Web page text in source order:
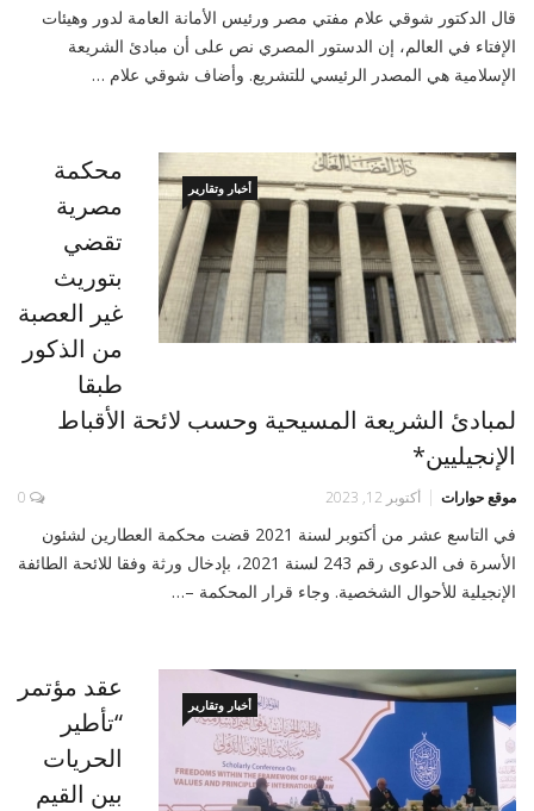
قال الدكتور شوقي علام مفتي مصر ورئيس الأمانة العامة لدور وهيئات
الإفتاء في العالم، إن الدستور المصري نص على أن مبادئ الشريعة
الإسلامية هي المصدر الرئيسي للتشريع. وأضاف شوقي علام …
أخبار وتقارير
محكمة
مصرية
تقضي
بتوريث
غير العصبة
من الذكور
طبقا
لمبادئ الشريعة المسيحية وحسب لائحة الأقباط
الإنجيليين*
موقع حوارات أكتوبر 12, 2023 0
في التاسع عشر من أكتوبر لسنة 2021 قضت محكمة العطارين لشئون
اﻷسرة فى الدعوى رقم 243 لسنة 2021، بإدخال ورثة وفقا للائحة الطائفة
الإنجيلية للأحوال الشخصية. وجاء قرار المحكمة –…
أخبار وتقارير
عقد مؤتمر
“تأطير
الحريات
بين القيم